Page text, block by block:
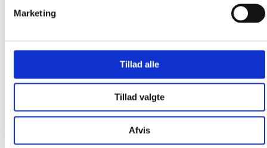
Marketing
Tillad alle
Tillad valgte
Afvis